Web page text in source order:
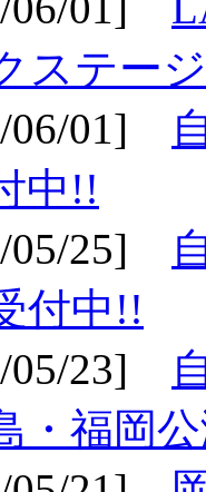
ステー
06/01]
中!!
05/25]
付中!!
05/23]
・福岡